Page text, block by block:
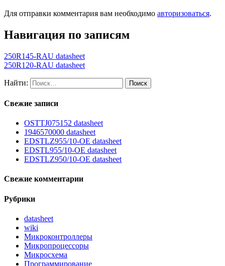
Для отправки комментария вам необходимо авторизоваться.
Навигация по записям
250R145-RAU datasheet
250R120-RAU datasheet
Найти:
Свежие записи
OSTTJ075152 datasheet
1946570000 datasheet
EDSTLZ955/10-OE datasheet
EDSTL955/10-OE datasheet
EDSTLZ950/10-OE datasheet
Свежие комментарии
Рубрики
datasheet
wiki
Микроконтроллеры
Микропроцессоры
Микросхема
Программирование